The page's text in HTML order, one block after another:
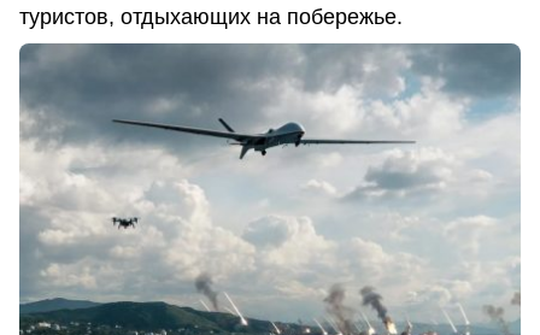
туристов, отдыхающих на побережье.